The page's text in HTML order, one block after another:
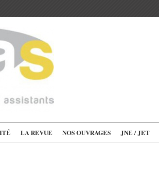
LA REVUE NOS OUVRAGES JNE / JET